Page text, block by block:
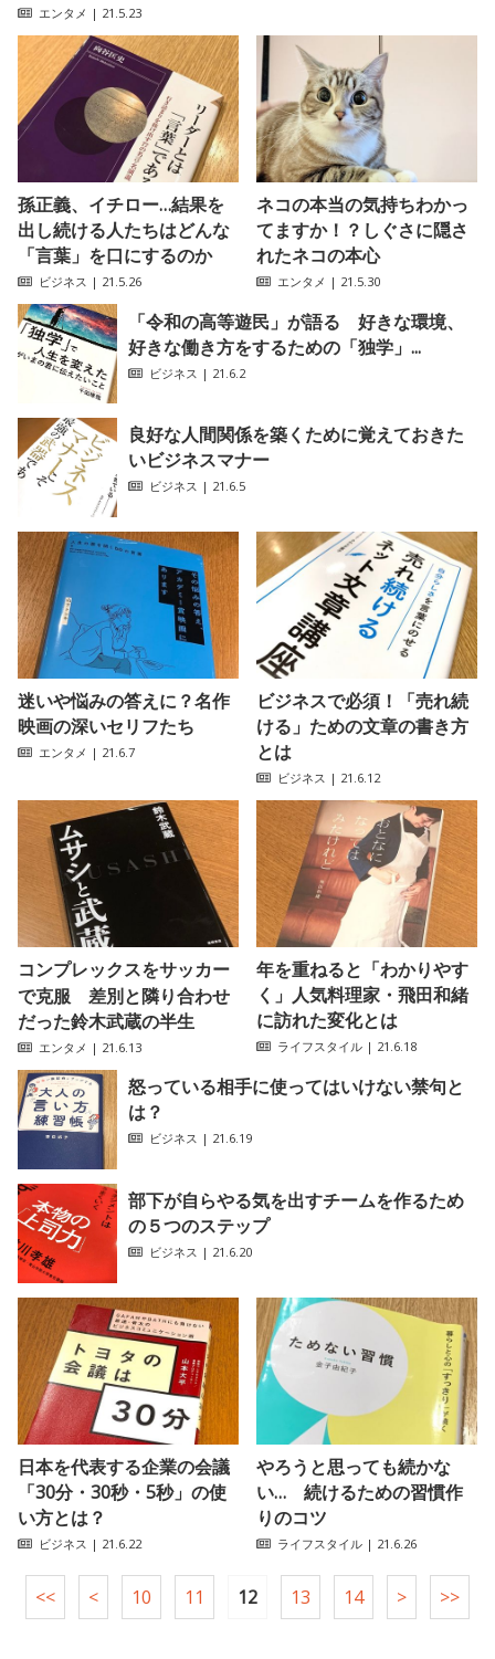
エンタメ | 21.5.23
孫正義、イチロー…結果を
出し続ける人たちはどんな
「言葉」を口にするのか
ビジネス | 21.5.26
ネコの本当の気持ちわかっ
てますか！？しぐさに隠さ
れたネコの本心
エンタメ | 21.5.30
「令和の高等遊民」が語る 好きな環境、
好きな働き方をするための「独学」...
ビジネス | 21.6.2
良好な人間関係を築くために覚えておきた
いビジネスマナー
ビジネス | 21.6.5
迷いや悩みの答えに？名作
映画の深いセリフたち
エンタメ | 21.6.7
ビジネスで必須！「売れ続
ける」ための文章の書き方
とは
ビジネス | 21.6.12
コンプレックスをサッカー
で克服 差別と隣り合わせ
だった鈴木武蔵の半生
エンタメ | 21.6.13
年を重ねると「わかりやす
く」人気料理家・飛田和緒
に訪れた変化とは
ライフスタイル | 21.6.18
怒っている相手に使ってはいけない禁句と
は？
ビジネス | 21.6.19
部下が自らやる気を出すチームを作るため
の５つのステップ
ビジネス | 21.6.20
日本を代表する企業の会議
「30分・30秒・5秒」の使
い方とは？
ビジネス | 21.6.22
やろうと思っても続かな
い… 続けるための習慣作
りのコツ
ライフスタイル | 21.6.26
<< < 10 11 12 13 14 > >>